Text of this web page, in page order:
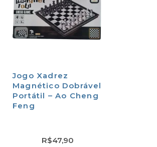
Jogo Xadrez
Magnético Dobrável
Portátil – Ao Cheng
Feng
R$47,90